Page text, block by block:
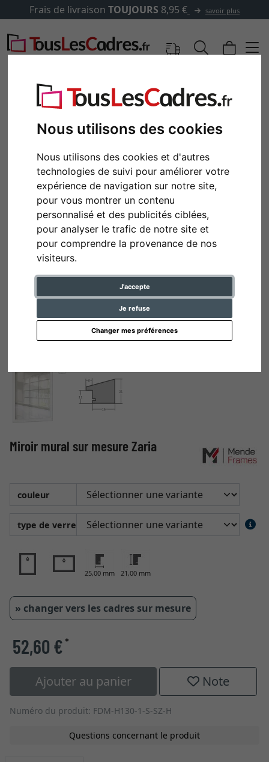
Nous utilisons des cookies
Nous utilisons des cookies et d'autres
technologies de suivi pour améliorer votre
expérience de navigation sur notre site,
pour vous montrer un contenu
personnalisé et des publicités ciblées,
pour analyser le trafic de notre site et
pour comprendre la provenance de nos
visiteurs.
J'accepte
Je refuse
Changer mes préférences
Frais de livraison TOUJOURS 8,95 € savoir plus
Retour
Miroir mural sur mesure Zaria
couleur
type de verre
25,00 mm 21,00 mm
» changer vers les cadres sur mesure
52,60 €*
Ajouter au panier Note
Numéro du produit: FDM-H130-1-S-SZ-H
Questions concernant le produit